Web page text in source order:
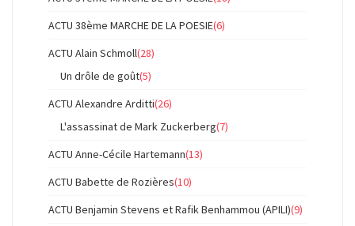
ACTU 38ème MARCHE DE LA POESIE(6)
ACTU Alain Schmoll(28)
Un drôle de goût(5)
ACTU Alexandre Arditti(26)
L'assassinat de Mark Zuckerberg(7)
ACTU Anne-Cécile Hartemann(13)
ACTU Babette de Rozières(10)
ACTU Benjamin Stevens et Rafik Benhammou (APILI)(9)